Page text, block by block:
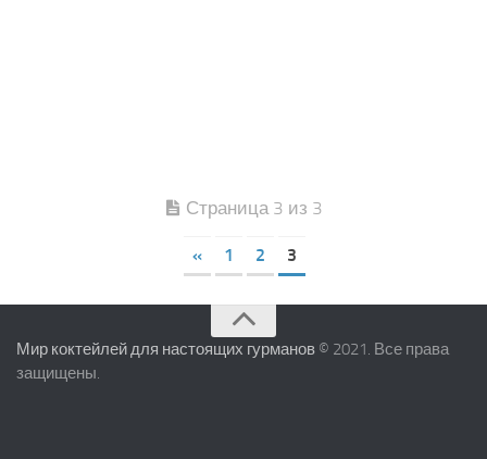
Страница 3 из 3
« 1 2 3
Мир коктейлей для настоящих гурманов © 2021. Все права
защищены.